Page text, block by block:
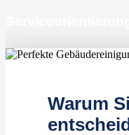
1
zufriedene Kunden
Warum